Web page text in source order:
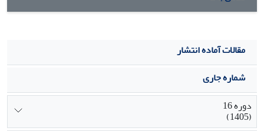
مقالات آماده انتشار
شماره جاری
دوره 16
(1405)